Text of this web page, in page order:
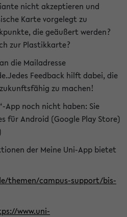
nicht akzeptieren und
Karte vorgelegt zu
die geäußert werden?
zur Plastikkarte?
die Mailadresse
Feedback hilft dabei, die
zu machen!
App noch nicht haben: Sie
für Android (Google Play Store)
der Meine Uni-App bietet
themen/campus-support/bis-
www.uni-